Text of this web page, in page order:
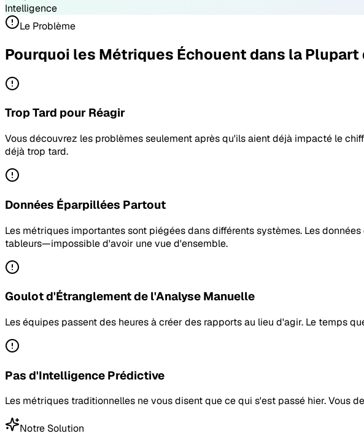
Intelligence
Le Problème
Pourquoi les Métriques Échouent dans la
Trop Tard pour Réagir
Vous découvrez les problèmes seulement après qu'ils aient déjà impacté le
déjà trop tard.
Données Éparpillées Partout
Les métriques importantes sont piégées dans différents systèmes. Les
tableurs—impossible d'avoir une vue d'ensemble.
Goulot d'Étranglement de l'Analyse Manuelle
Les équipes passent des heures à créer des rapports au lieu d'agir. Le temps
Pas d'Intelligence Prédictive
Les métriques traditionnelles ne vous disent que ce qui s'est passé hier.
Notre Solution